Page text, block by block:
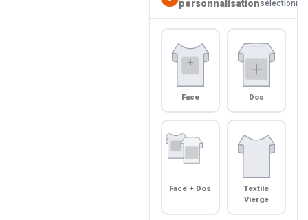
personnalisationsélectionné
Face Dos
Face + Dos
Textile
Vierge